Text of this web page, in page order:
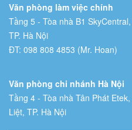
Văn phòng làm việc chính
Tầng 5 - Tòa nhà B1
TP. Hà Nội
ĐT: 098 808 4853 (Mr. Hoan)
Văn phòng chi nhánh Hà Nội
Tầng 4 - Tòa nhà Tân Phát
Liệt, TP. Hà Nội